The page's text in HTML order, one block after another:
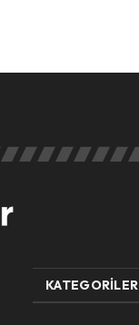
KATEGORILER